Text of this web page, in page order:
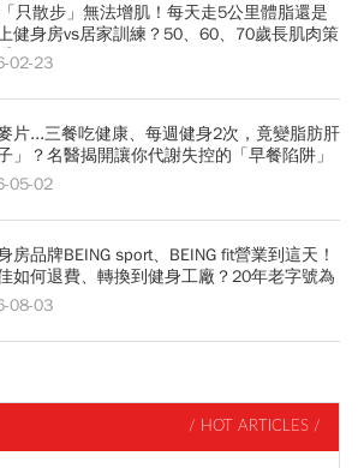
只散步」無法增肌！每天走5公里體脂還是
健身房vs居家訓練？50、60、70歲長肌肉策
02-23
片...三餐吃健康、每週健身2次，竟變脂肪肝
」？名醫揭開讓你代謝失控的「早餐陷阱」
05-02
房品牌BEING sport、BEING fit營業到這天！
如何退費、轉換到健身工廠？20年老字號為
08-03
/ HOT ARTICLES /